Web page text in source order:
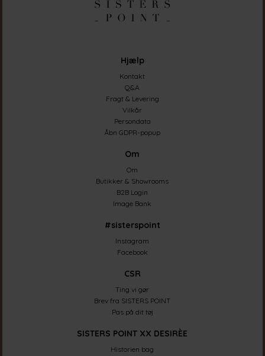
Hjælp
Kontakt
Q&A
Fragt & Levering
Vilkår
Persondata
Åbn GDPR-popup
Om
Om
Butikker & Showrooms
B2B Login
Image Bank
#sisterspoint
Instagram
Facebook
CSR
Ting vi gør
Brev fra SISTERS POINT
Pas på dit tøj
SISTERS POINT XX DESIRÈE
Historien bag